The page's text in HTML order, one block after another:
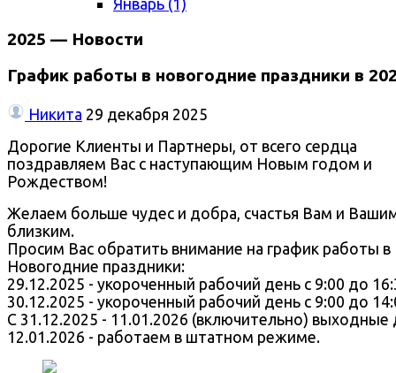
Январь (1)
2025 — Новости
График работы в новогодние праздники в
Никита 29 декабря 2025
Дорогие Клиенты и Партнеры, от всего сердца
поздравляем Вас с наступающим Новым годом и
Рождеством!
Желаем больше чудес и добра, счастья Вам и
близким.
Просим Вас обратить внимание на график работы в
Новогодние праздники:
29.12.2025 - укороченный рабочий день с 9:00 до
30.12.2025 - укороченный рабочий день с 9:00 до
С 31.12.2025 - 11.01.2026 (включительно) выходные
12.01.2026 - работаем в штатном режиме.